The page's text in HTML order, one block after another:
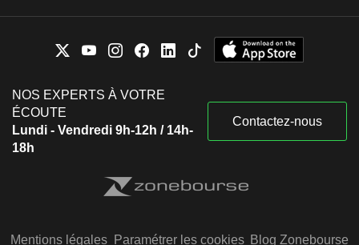
NOS EXPERTS À VOTRE
ÉCOUTE
Lundi - Vendredi 9h-12h / 14h-
18h
Contactez-nous
Mentions légales Paramétrer les cookies Blog Zonebourse